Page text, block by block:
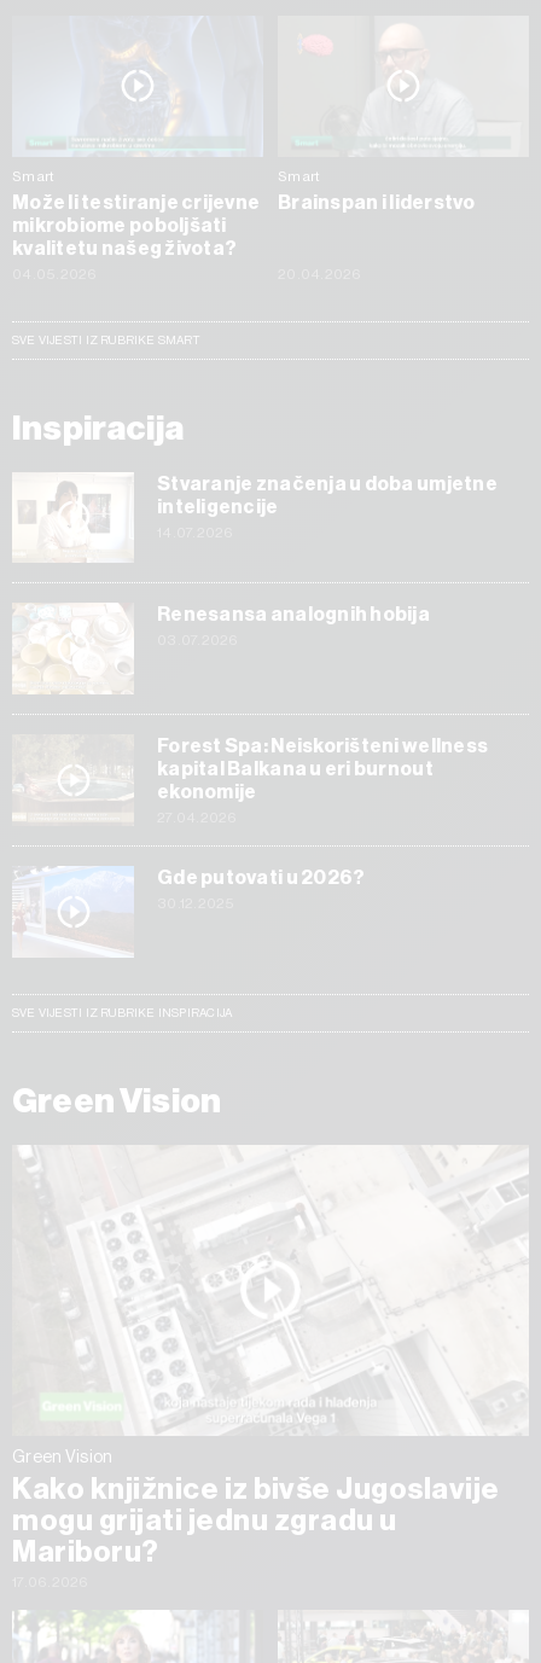
Smart
Može li testiranje crijevne
mikrobiome poboljšati
kvalitetu našeg života?
Smart
Brainspan i liderstvo
SVE VIJESTI IZ RUBRIKE SMART
Inspiracija
Stvaranje značenja u doba umjetne
inteligencije
Renesansa analognih hobija
Forest Spa: Neiskorišteni wellness
kapital Balkana u eri burnout
ekonomije
Gde putovati u 2026?
SVE VIJESTI IZ RUBRIKE INSPIRACIJA
Green Vision
Green Vision
Kako knjižnice iz bivše Jugoslavije
mogu grijati jednu zgradu u
Mariboru?